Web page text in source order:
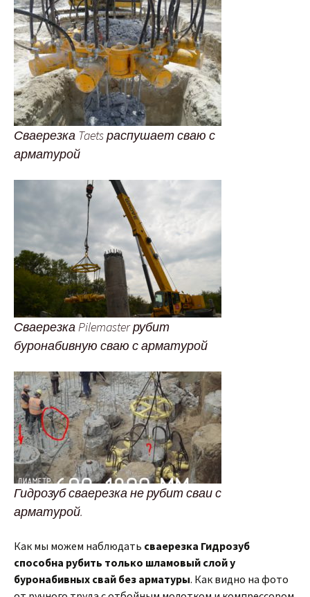
Сваерезка Taets распушает сваю с
арматурой
Сваерезка Pilemaster рубит
буронабивную сваю с арматурой
Гидрозуб сваерезка не рубит сваи с
арматурой.
Как мы можем наблюдать сваерезка Гидрозуб
способна рубить только шламовый слой у
буронабивных свай без арматуры. Как видно на фото